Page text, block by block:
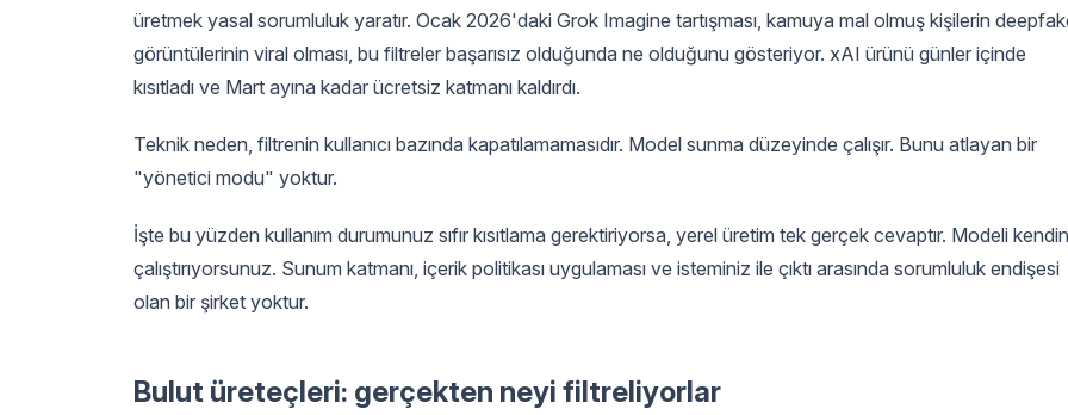
üretmek yasal sorumluluk yaratır. Ocak 2026'daki Grok Imagine tartışması, kamuya mal olmuş kişilerin
görüntülerinin viral olması, bu filtreler başarısız olduğunda ne olduğunu gösteriyor. xAI ürünü günler içinde
kısıtladı ve Mart ayına kadar ücretsiz katmanı kaldırdı.
Teknik neden, filtrenin kullanıcı bazında kapatılamamasıdır. Model sunma düzeyinde çalışır. Bunu atlayan bir
"yönetici modu" yoktur.
İşte bu yüzden kullanım durumunuz sıfır kısıtlama gerektiriyorsa, yerel üretim tek gerçek cevaptır. Modeli
çalıştırıyorsunuz. Sunum katmanı, içerik politikası uygulaması ve isteminiz ile çıktı arasında sorumluluk endişesi
olan bir şirket yoktur.
Bulut üreteçleri: gerçekten neyi filtreliyorlar